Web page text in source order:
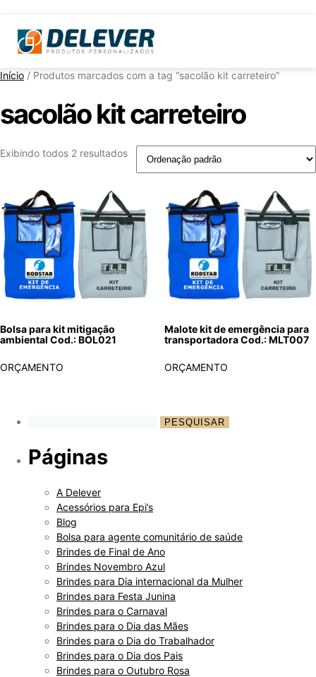
Início / Produtos marcados com a tag “sacolão kit carreteiro”
sacolão kit carreteiro
Exibindo todos 2 resultados
Bolsa para kit mitigação
ambiental Cod.: BOL021
ORÇAMENTO
Malote kit de emergência para
transportadora Cod.: MLT007
ORÇAMENTO
Páginas
A Delever
Acessórios para Epi’s
Blog
Bolsa para agente comunitário de saúde
Brindes de Final de Ano
Brindes Novembro Azul
Brindes para Dia internacional da Mulher
Brindes para Festa Junina
Brindes para o Carnaval
Brindes para o Dia das Mães
Brindes para o Dia do Trabalhador
Brindes para o Dia dos Pais
Brindes para o Outubro Rosa